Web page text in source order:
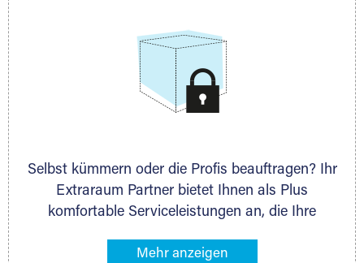
Selbst kümmern oder die Profis beauftragen? Ihr
Extraraum Partner bietet Ihnen als Plus
komfortable Serviceleistungen an, die Ihre
gehören z. B. Verpackungsservice, Lieferung von